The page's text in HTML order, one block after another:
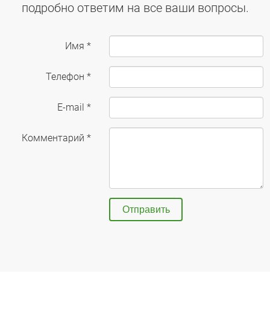
подробно ответим на все ваши вопросы.
Имя *
Телефон *
E-mail *
Комментарий *
Отправить